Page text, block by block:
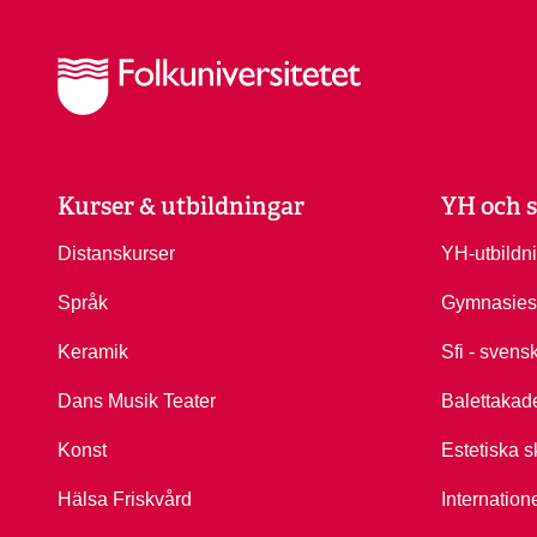
Kurser & utbildningar
Distanskurser
Språk
Keramik
Dans Musik Teater
Konst
Hälsa Friskvård
YH och
YH-
Sfi -
Estetiska